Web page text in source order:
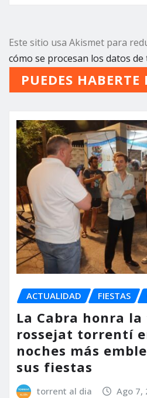
Este sitio usa Akismet para
cómo se procesan los datos
PUEDES HABERTE
ACTUALIDAD FIESTAS
La Cabra honra
rossejat torrentí
noches más
sus fiestas
torrent al dia Ago 7,